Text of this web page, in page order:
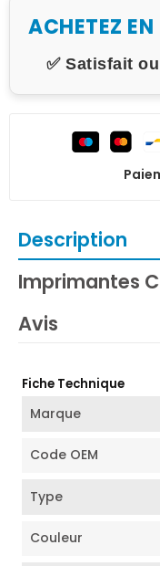
ACHETEZ
✅ Satisfait
Description
Imprimantes
Avis
Fiche Technique
Marque
Code OEM
Type
Couleur